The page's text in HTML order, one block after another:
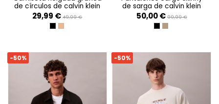
de círculos de calvin klein
29,99 € 49,99 €
BLACKSTONEHENGE
de sarga de calvin klein
50,00 € 99,99 €
BLACKBUNGEE CORD
-50% -50%